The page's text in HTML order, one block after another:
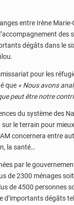
entre Irène
des
dégâts dans le
pour les
que « Nous avons
peut être notre
du système des
le terrain pour
concernera entre
la santé…
par le
de 2300 ménages
de 4500 personnes
d’importants dégâts